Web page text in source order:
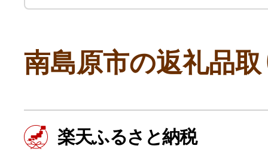
よく見られている返礼品
南島原市の返礼品
楽天ふるさと納税